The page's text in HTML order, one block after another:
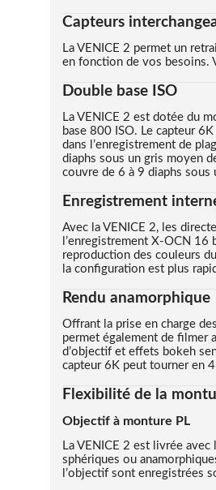
Capteurs
La VENICE 2 permet un
en fonction de vos besoins.
Double base ISO
La VENICE 2 est dotée du
base 800 ISO. Le capteur
dans l’enregistrement de
diaphs sous un gris moyen
couvre de 6 à 9 diaphs
Enregistrement
Avec la VENICE 2, les
l’enregistrement X-OCN
reproduction des couleurs
la configuration est plus
Rendu anamorphique
Offrant la prise en charge
permet également de filmer
d’objectif et effets bokeh
capteur 6K peut tourner en
Flexibilité de la
Objectif à monture PL
La VENICE 2 est livrée
sphériques ou
l’objectif sont enregistrées